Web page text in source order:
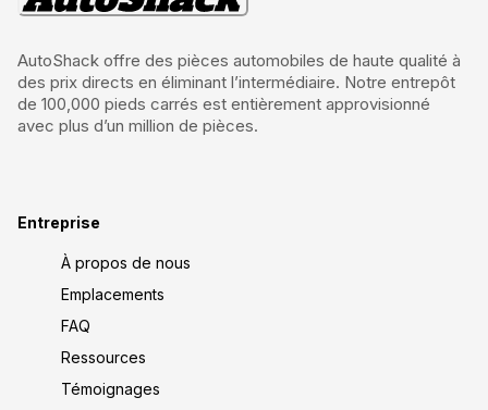
AutoShack offre des pièces automobiles de haute qualité à
des prix directs en éliminant l’intermédiaire. Notre entrepôt
de 100,000 pieds carrés est entièrement approvisionné
avec plus d’un million de pièces.
Entreprise
À propos de nous
Emplacements
FAQ
Ressources
Témoignages